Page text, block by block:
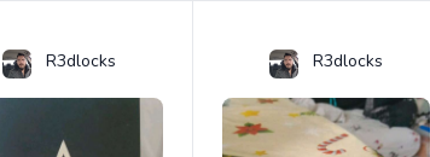
R3dlocks R3dlocks